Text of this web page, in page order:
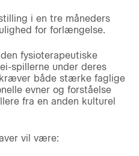
i en tre måneders
for forlængelse.
fysioterapeutiske
spillerne under deres
både stærke faglige
evner og forståelse
fra en anden kulturel
vil være: